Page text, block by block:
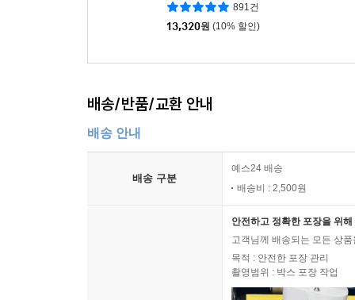
891건
13,320원 (10% 할인)
배송/반품/교환 안내
배송 안내
배송 구분
예스24 배송
배송비 : 2,500원
안전하고 정확한 포장을 위
고객님께 배송되는 모든 상
목적 : 안전한 포장 관리
촬영범위 : 박스 포장 작업